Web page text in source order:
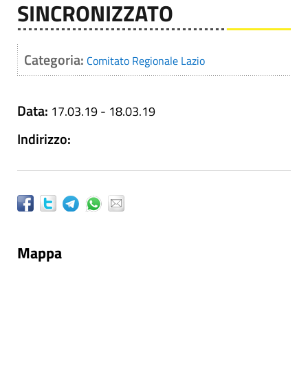
SINCRONIZZATO
Categoria: Comitato Regionale Lazio
Data: 17.03.19 - 18.03.19
Indirizzo:
Mappa